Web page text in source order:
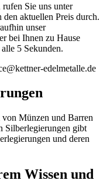
Sie uns unter
aktuellen Preis durch.
unser
bei Ihnen zu Hause
5 Sekunden.
edelmetalle.de
Münzen und Barren
Silberlegierungen gibt
und deren
Wissen und